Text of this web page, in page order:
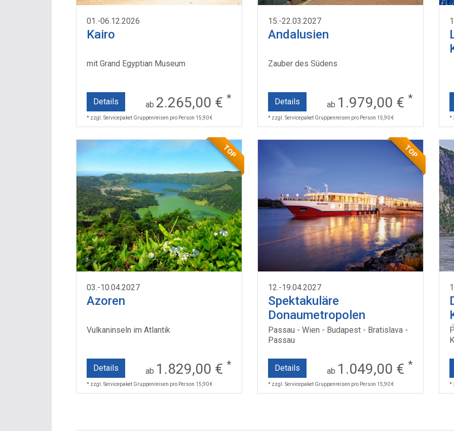
01.-06.12.2026
Kairo
mit Grand Egyptian Museum
Details ab 2.265,00 € *
* zzgl. Servicepaket Gruppenreisen pro Person 15,90 €
15.-22.03.2027
Andalusien
Zauber des Südens
Details ab 1.979,00 € *
* zzgl. Servicepaket Gruppenreisen pro Person 15,90 € *
TOP
03.-10.04.2027
Azoren
Vulkaninseln im Atlantik
Details ab 1.829,00 € *
* zzgl. Servicepaket Gruppenreisen pro Person 15,90 €
TOP
12.-19.04.2027
Spektakuläre
Donaumetropolen
Passau - Wien - Budapest - Bratislava -
Passau
Details ab 1.049,00 € *
* zzgl. Servicepaket Gruppenreisen pro Person 15,90 € *